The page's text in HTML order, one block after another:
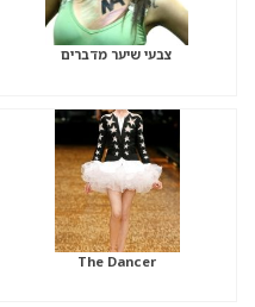
צבעי שיער מדברים
The Dancer